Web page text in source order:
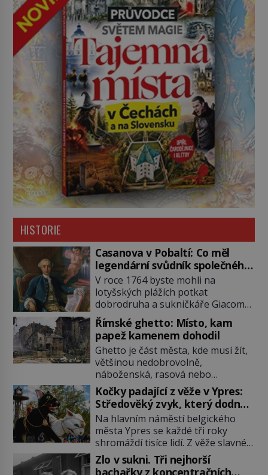
HISTORIE
Casanova v Pobaltí: Co měl
legendární svůdník společného
se svobodnými zednáři?
V roce 1764 byste mohli na
lotyšských plážích potkat
dobrodruha a sukničkáře Giacoma
Casanovu. Jeho cesta k Baltskému
moři však nebyla turistickým
výletem, ale ryze pracovní cestou
se zištnými úmysly. Jaký cíl
Casanova sledoval, když se
například procházel uličkami
lotyšské Rigy? Casanova v Pobaltí
kontaktoval tamní zednářské lóže.
Nebyl v této oblasti žádným
nováčkem, protože do zednářské
[…]
Římské ghetto: Místo, kam
papež kamenem dohodil
Ghetto je část města, kde musí žít,
většinou nedobrovolně,
náboženská, rasová nebo
národnostní menšina obyvatel.
Bohaté historické zkušenosti mají s
takovým životem Židé. Už od
středověku jsou totiž v každou
chvíli nuceni v nějakém žít. Mezi ty
nejslavnější patří i římské ghetto
založené v roce 1555. Pokud jde o
vztah k Židům, nemá se Řím čím
Kočky padající z věže v Ypres:
Středověký zvyk, který dodnes
budí rozpaky
Na hlavním náměstí belgického
města Ypres se každé tři roky
shromáždí tisíce lidí. Z věže slavné
tržnice létají do davu kočky, diváci
jásají a snaží se je chytit. Naštěstí
Zlo v sukni. Tři nejhorší